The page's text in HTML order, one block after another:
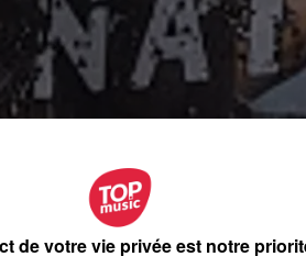
de votre vie privée est notre